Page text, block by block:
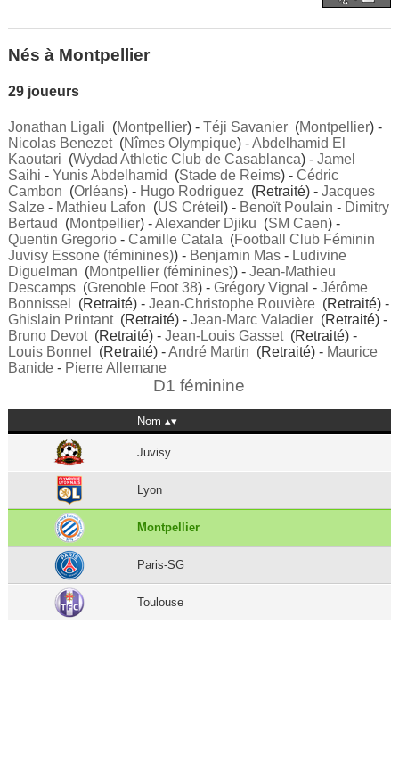
Nés à Montpellier
29 joueurs
Jonathan Ligali (Montpellier) - Téji Savanier(Montpellier) -
Nicolas Benezet(Nîmes Olympique) -Abdelhamid El
Kaoutari (Wydad Athletic Club de Casablanca) - Jamel
Saihi - Yunis Abdelhamid (Stade de Reims) - Cédric
Cambon (Orléans) - Hugo Rodriguez (Retraité) - Jacques
Salze- Mathieu Lafon (US Créteil ) - Benoït Poulain - Dimitry
Bertaud
(Montpellier) -Alexander Djiku (SM Caen) -
Quentin Gregorio- Camille Catala (Football Club Féminin
Juvisy Essone (féminines)) - Benjamin Mas- Ludivine
Diguelman (Montpellier (féminines)) - Jean-Mathieu
Descamps(Grenoble Foot 38) - Grégory Vignal - Jérôme
Bonnissel
(Retraité) - Jean-Christophe Rouvière(Retraité) -
Ghislain Printant(Retraité) - Jean-Marc Valadier(Retraité) -
Bruno Devot(Retraité) - Jean-Louis Gasset(Retraité) -
Louis Bonnel
(Retraité) -André Martin (Retraité) - Maurice
Banide- Pierre Allemane
D1 féminine
Nom
Juvisy
Lyon
Montpellier
Paris-SG
Toulouse